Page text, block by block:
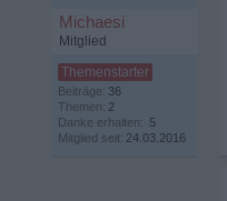
Michaesi
Mitglied
Beiträge: 36
Themen: 2
Danke erhalten: 5
Mitglied seit: 24.03.2016